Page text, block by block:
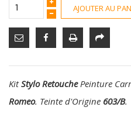
AJOUTER AU
KitStylo RetouchePeinture
Romeo. Teinte d'Origine 603/B.